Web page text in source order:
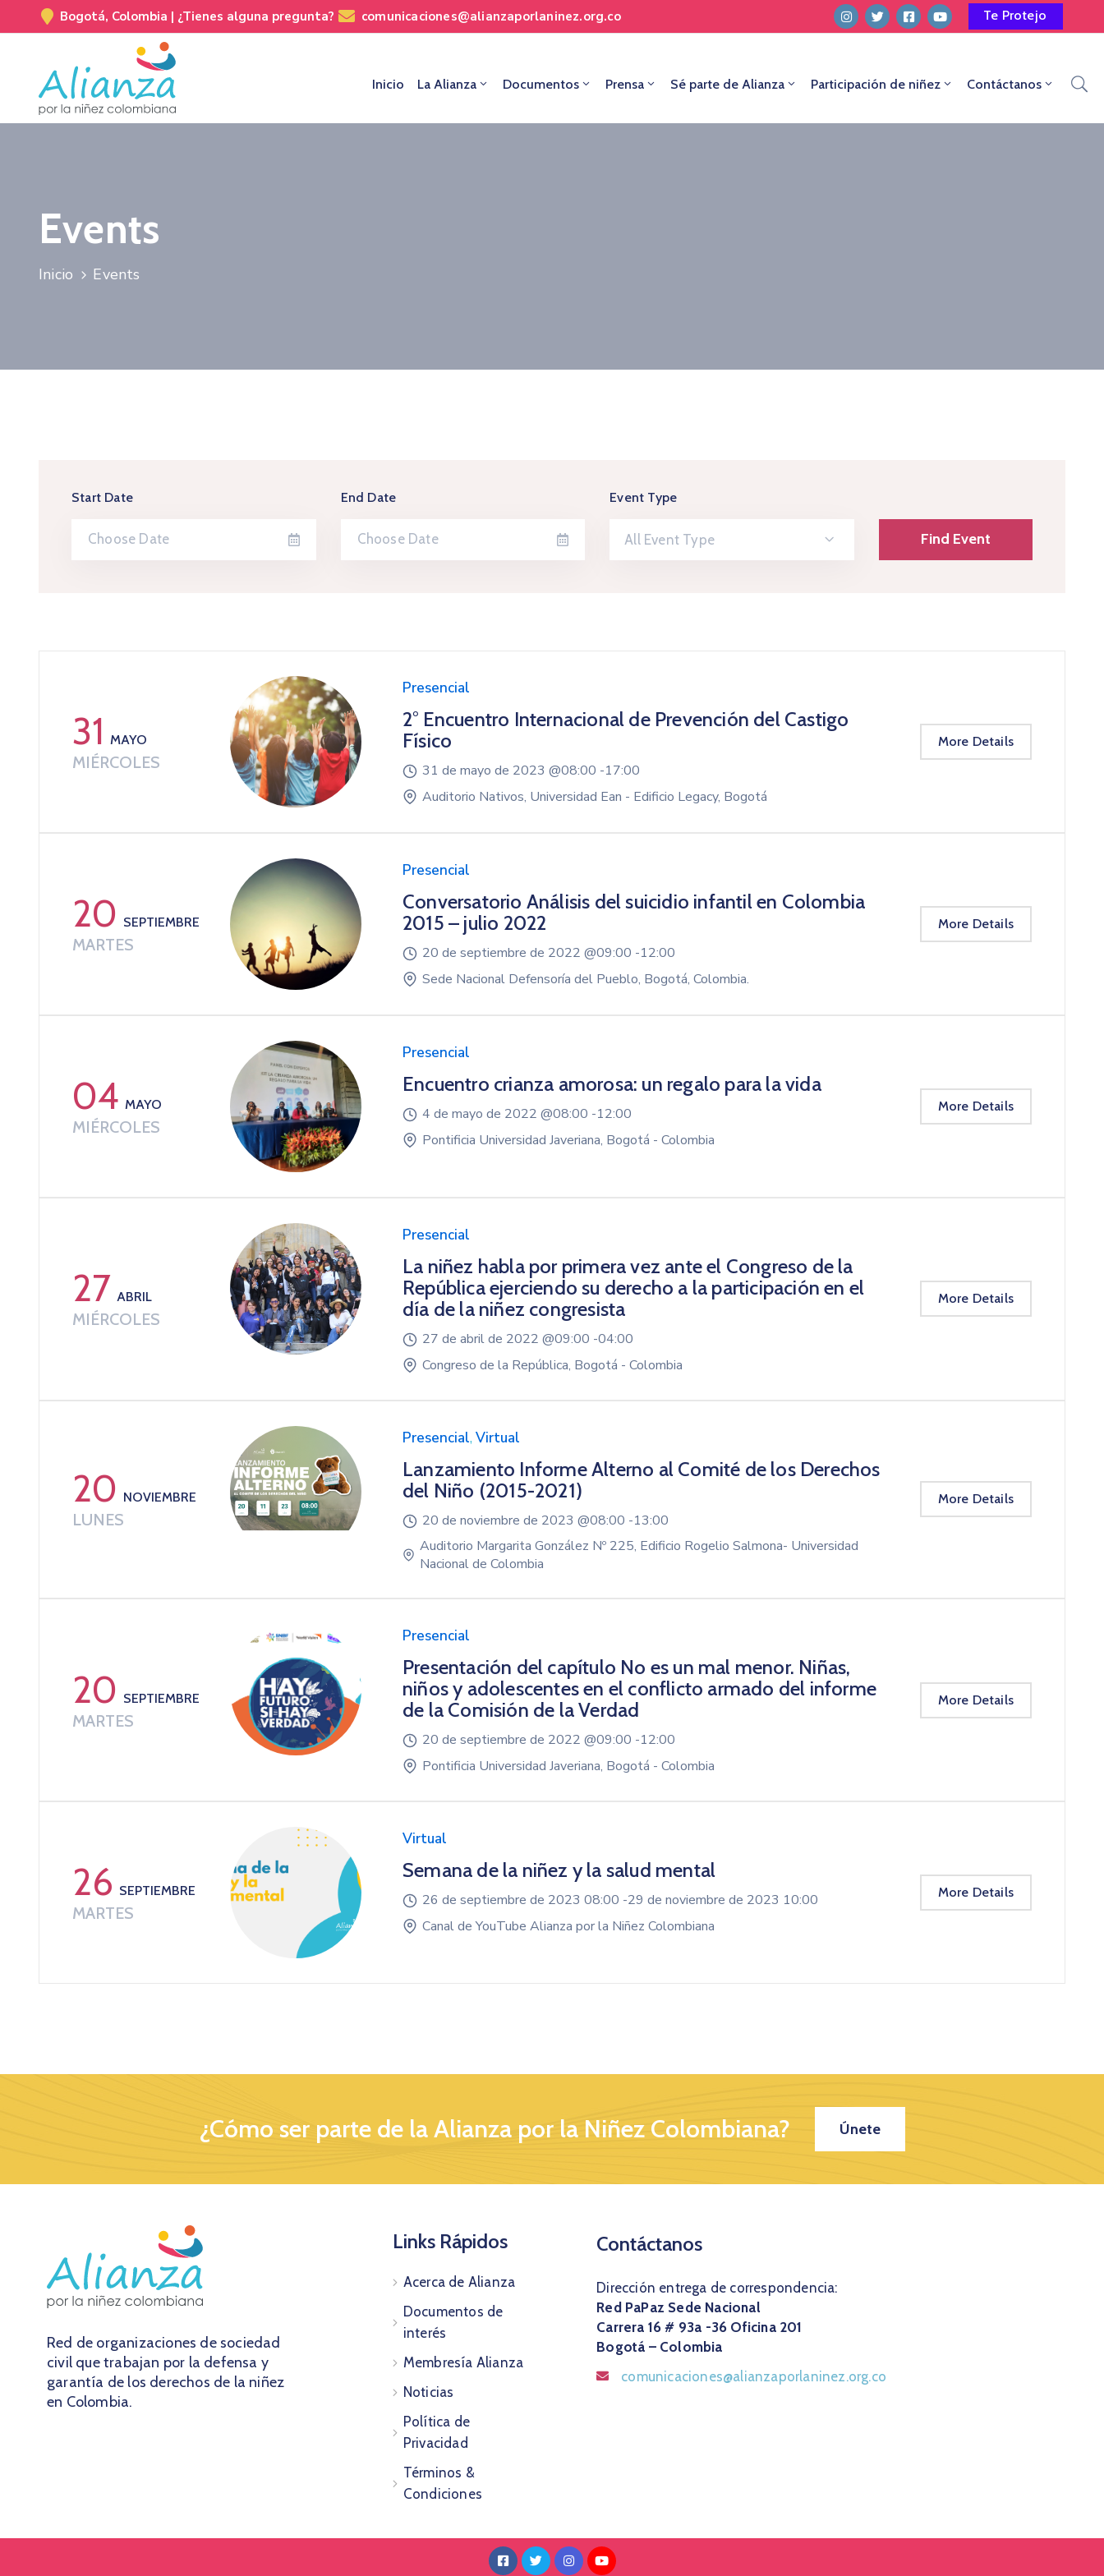
Bogotá, Colombia | ¿Tienes alguna pregunta? comunicaciones@alianzaporlaninez.org.co Te Protejo
Inicio La Alianza Documentos Prensa Sé parte de Alianza Participación de niñez Contáctanos
Events
Inicio Events
Start Date End Date Event Type
All Event Type
31MAYO
MIÉRCOLES
Presencial
2° Encuentro Internacional de Prevención del Castigo
Físico
31 de mayo de 2023 @08:00 -17:00
Auditorio Nativos, Universidad Ean - Edificio Legacy, Bogotá
More Details
20SEPTIEMBRE
MARTES
Presencial
Conversatorio Análisis del suicidio infantil en Colombia
2015 – julio 2022
20 de septiembre de 2022 @09:00 -12:00
Sede Nacional Defensoría del Pueblo, Bogotá, Colombia.
More Details
04MAYO
MIÉRCOLES
Presencial
Encuentro crianza amorosa: un regalo para la vida
4 de mayo de 2022 @08:00 -12:00
Pontificia Universidad Javeriana, Bogotá - Colombia
More Details
27ABRIL
MIÉRCOLES
Presencial
La niñez habla por primera vez ante el Congreso de la
República ejerciendo su derecho a la participación en el
día de la niñez congresista
27 de abril de 2022 @09:00 -04:00
Congreso de la República, Bogotá - Colombia
More Details
20NOVIEMBRE
LUNES
Presencial, Virtual
Lanzamiento Informe Alterno al Comité de los Derechos
del Niño (2015-2021)
20 de noviembre de 2023 @08:00 -13:00
Auditorio Margarita González Nº 225, Edificio Rogelio Salmona- Universidad
Nacional de Colombia
More Details
20SEPTIEMBRE
MARTES
Presencial
Presentación del capítulo No es un mal menor. Niñas,
niños y adolescentes en el conflicto armado del informe
de la Comisión de la Verdad
20 de septiembre de 2022 @09:00 -12:00
Pontificia Universidad Javeriana, Bogotá - Colombia
More Details
26SEPTIEMBRE
MARTES
Virtual
Semana de la niñez y la salud mental
26 de septiembre de 2023 08:00 -29 de noviembre de 2023 10:00
Canal de YouTube Alianza por la Niñez Colombiana
More Details
¿Cómo ser parte de la Alianza por la Niñez Colombiana? Únete
Red de organizaciones de sociedad
civil que trabajan por la defensa y
garantía de los derechos de la niñez
en Colombia.
Links Rápidos
Acerca de Alianza
Documentos de
interés
Membresía Alianza
Noticias
Política de
Privacidad
Términos &
Condiciones
Contáctanos
Dirección entrega de correspondencia:
Red PaPaz Sede Nacional
Carrera 16 # 93a -36 Oficina 201
Bogotá – Colombia
comunicaciones@alianzaporlaninez.org.co